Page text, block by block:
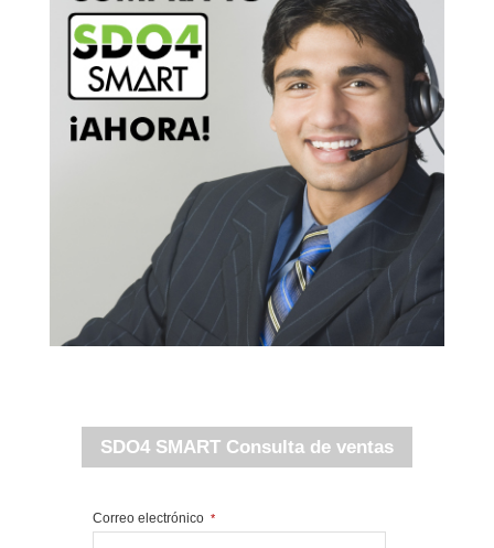
SDO4 SMART Consulta de ventas
Correo electrónico *